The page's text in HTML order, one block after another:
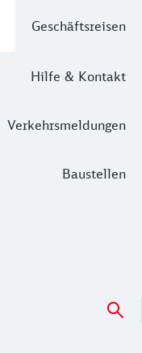
Geschäftsreisen
Hilfe & Kontakt
Verkehrsmeldungen
Baustellen